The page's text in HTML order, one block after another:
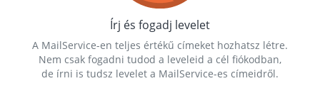
Írj és fogadj levelet
A MailService-en teljes értékű címeket hozhatsz létre.
Nem csak fogadni tudod a leveleid a cél fiókodban,
de írni is tudsz levelet a MailService-es címeidről.